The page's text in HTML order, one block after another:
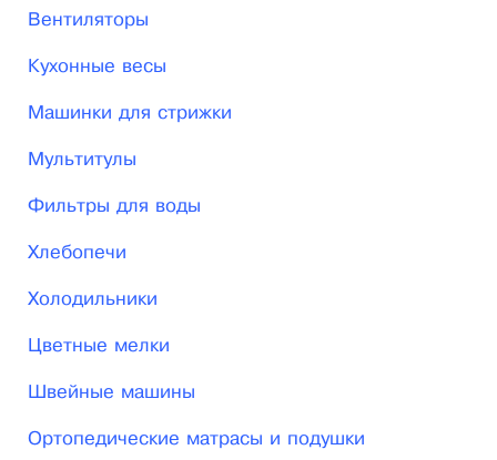
Вентиляторы
Кухонные весы
Машинки для стрижки
Мультитулы
Фильтры для воды
Хлебопечи
Холодильники
Цветные мелки
Швейные машины
Ортопедические матрасы и подушки